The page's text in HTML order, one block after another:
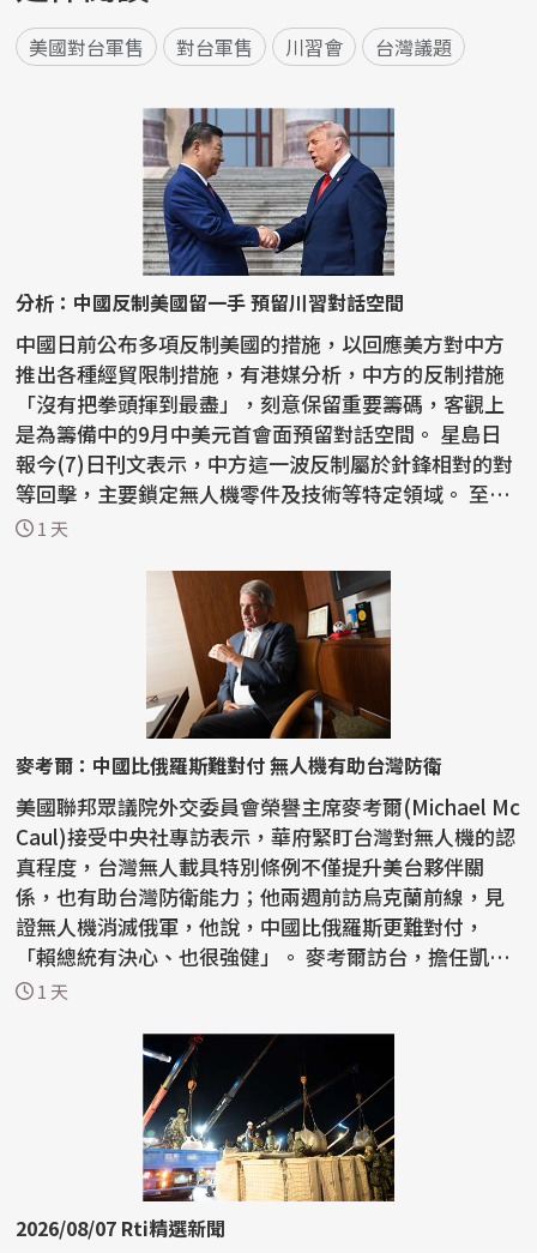
美國對台軍售 對台軍售 川習會 台灣議題
分析：中國反制美國留一手 預留川習對話空間
中國日前公布多項反制美國的措施，以回應美方對中方
推出各種經貿限制措施，有港媒分析，中方的反制措施
「沒有把拳頭揮到最盡」，刻意保留重要籌碼，客觀上
是為籌備中的9月中美元首會面預留對話空間。 星島日
報今(7)日刊文表示，中方這一波反制屬於針鋒相對的對
等回擊，主要鎖定無人機零件及技術等特定領域。 至於
稀土...
1 天
麥考爾：中國比俄羅斯難對付 無人機有助台灣防衛
美國聯邦眾議院外交委員會榮譽主席麥考爾(Michael Mc
Caul)接受中央社專訪表示，華府緊盯台灣對無人機的認
真程度，台灣無人載具特別條例不僅提升美台夥伴關
係，也有助台灣防衛能力；他兩週前訪烏克蘭前線，見
證無人機消滅俄軍，他說，中國比俄羅斯更難對付，
「賴總統有決心、也很強健」。 麥考爾訪台，擔任凱達
格蘭論壇...
1 天
2026/08/07 Rti精選新聞